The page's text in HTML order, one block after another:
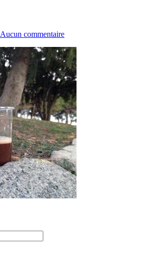
Aucun commentaire